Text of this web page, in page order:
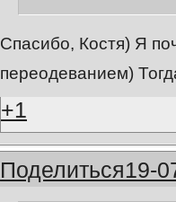
Спасибо, Костя) Я
переодеванием)
+1
Поделиться19-